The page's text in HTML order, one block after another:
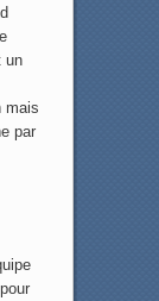
un
mais
par